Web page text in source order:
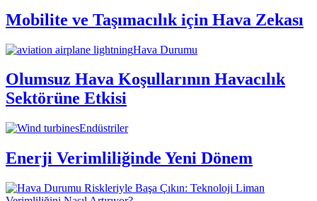
Mobilite ve Taşımacılık için Hava Zekası
Hava Durumu
Olumsuz Hava Koşullarının Havacılık
Sektörüne Etkisi
Endüstriler
Enerji Verimliliğinde Yeni Dönem